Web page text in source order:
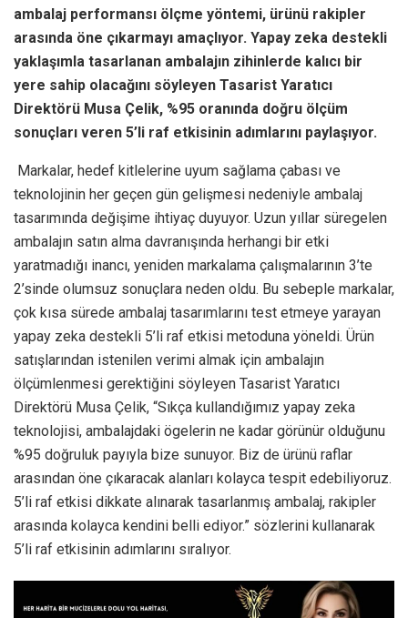
ambalaj performansı ölçme yöntemi, ürünü rakipler
arasında öne çıkarmayı amaçlıyor. Yapay zeka destekli
yaklaşımla tasarlanan ambalajın zihinlerde kalıcı bir
yere sahip olacağını söyleyen Tasarist Yaratıcı
Direktörü Musa Çelik, %95 oranında doğru ölçüm
sonuçları veren 5’li raf etkisinin adımlarını paylaşıyor.
Markalar, hedef kitlelerine uyum sağlama çabası ve
teknolojinin her geçen gün gelişmesi nedeniyle ambalaj
tasarımında değişime ihtiyaç duyuyor. Uzun yıllar süregelen
ambalajın satın alma davranışında herhangi bir etki
yaratmadığı inancı, yeniden markalama çalışmalarının 3’te
2’sinde olumsuz sonuçlara neden oldu. Bu sebeple markalar,
çok kısa sürede ambalaj tasarımlarını test etmeye yarayan
yapay zeka destekli 5’li raf etkisi metoduna yöneldi. Ürün
satışlarından istenilen verimi almak için ambalajın
ölçümlenmesi gerektiğini söyleyen Tasarist Yaratıcı
Direktörü Musa Çelik, “Sıkça kullandığımız yapay zeka
teknolojisi, ambalajdaki ögelerin ne kadar görünür olduğunu
%95 doğruluk payıyla bize sunuyor. Biz de ürünü raflar
arasından öne çıkaracak alanları kolayca tespit edebiliyoruz.
5’li raf etkisi dikkate alınarak tasarlanmış ambalaj, rakipler
arasında kolayca kendini belli ediyor.” sözlerini kullanarak
5’li raf etkisinin adımlarını sıralıyor.